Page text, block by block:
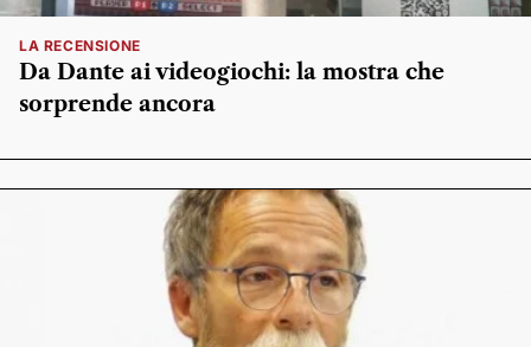
LA RECENSIONE
Da Dante ai videogiochi: la mostra che
sorprende ancora